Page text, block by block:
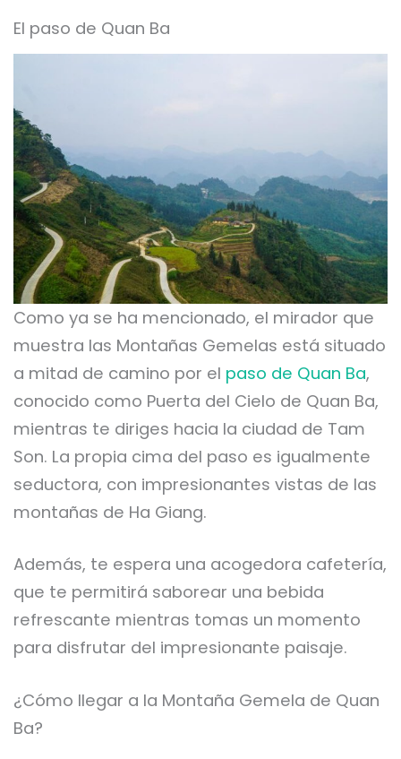
El paso de Quan Ba
Como ya se ha mencionado, el mirador que
muestra las Montañas Gemelas está situado
a mitad de camino por el paso de Quan Ba,
conocido como Puerta del Cielo de Quan Ba,
mientras te diriges hacia la ciudad de Tam
Son. La propia cima del paso es igualmente
seductora, con impresionantes vistas de las
montañas de Ha Giang.
Además, te espera una acogedora cafetería,
que te permitirá saborear una bebida
refrescante mientras tomas un momento
para disfrutar del impresionante paisaje.
¿Cómo llegar a la Montaña Gemela de Quan
Ba?